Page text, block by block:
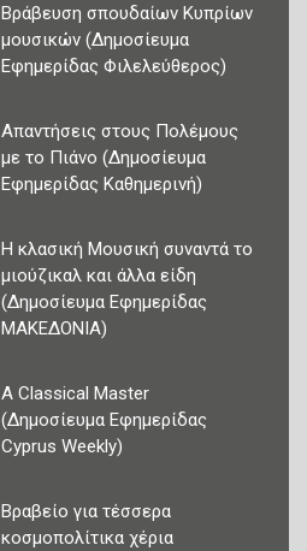
Βράβευση σπουδαίων Κυπρίων
μουσικών (Δημοσίευμα
Εφημερίδας Φιλελεύθερος)
Απαντήσεις στους Πολέμους
με το Πιάνο (Δημοσίευμα
Εφημερίδας Καθημερινή)
Η κλασική Μουσική συναντά το
μιούζικαλ και άλλα είδη
(Δημοσίευμα Εφημερίδας
ΜΑΚΕΔΟΝΙΑ)
A Classical Master
(Δημοσίευμα Εφημερίδας
Cyprus Weekly)
Βραβείο για τέσσερα
κοσμοπολίτικα χέρια